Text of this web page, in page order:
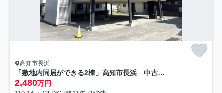
高知市長浜
「敷地内同居ができる2棟」高知市長浜 中古一戸建て
2,480万円